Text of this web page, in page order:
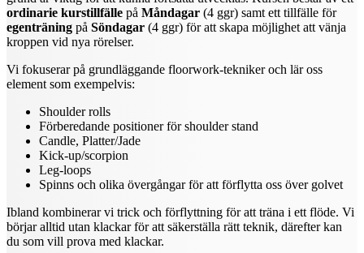
ordinarie kurstillfälle på Måndagar (4 ggr) samt ett tillfälle för
egenträning på Söndagar (4 ggr) för att skapa möjlighet att vänja
kroppen vid nya rörelser.
Vi fokuserar på grundläggande floorwork-tekniker och lär oss
element som exempelvis:
Shoulder rolls
Förberedande positioner för shoulder stand
Candle, Platter/Jade
Kick-up/scorpion
Leg-loops
Spinns och olika övergångar för att förflytta oss över golvet
Ibland kombinerar vi trick och förflyttning för att träna i ett flöde. Vi
börjar alltid utan klackar för att säkerställa rätt teknik, därefter kan
du som vill prova med klackar.